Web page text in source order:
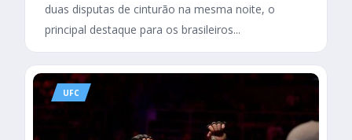
duas disputas de cinturão na mesma noite, o
principal destaque para os brasileiros...
UFC